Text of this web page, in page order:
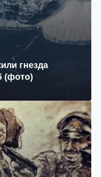
гнезда
(фото)